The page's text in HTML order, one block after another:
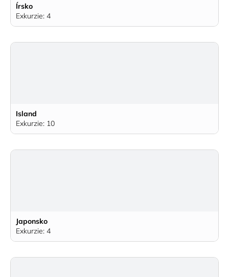
Írsko
Exkurzie: 4
Island
Exkurzie: 10
Japonsko
Exkurzie: 4